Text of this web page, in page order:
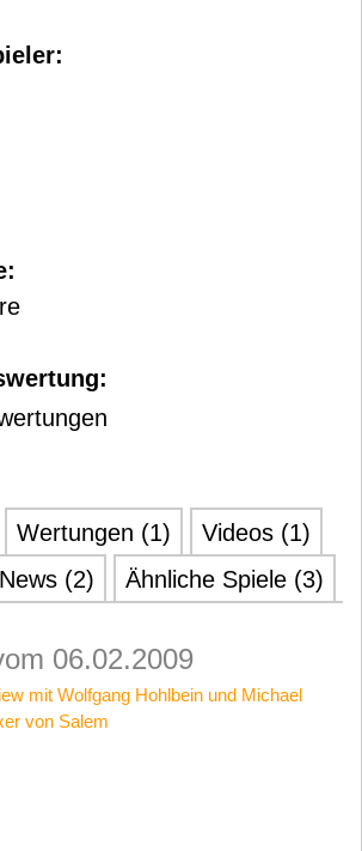
Wertungen (1)
Videos (1)
News (2) Ähnliche Spiele (3)
06.02.2009
mit Wolfgang Hohlbein und Michael
von Salem